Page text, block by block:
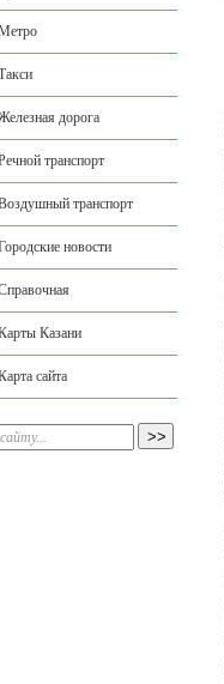
дорога
транспорт
транспорт
новости
Казани
сайта